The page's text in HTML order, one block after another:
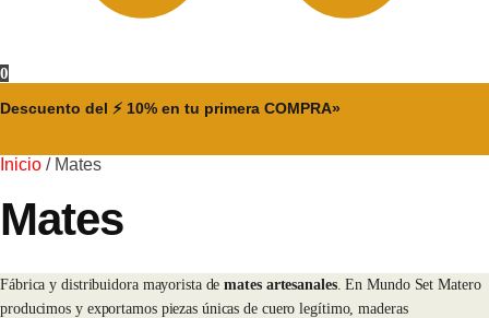
0
Descuento del ⚡ 10% en tu primera COMPRA»
Inicio / Mates
Mates
Fábrica y distribuidora mayorista demates artesanales. En Mundo Set Matero
producimos y exportamos piezas únicas de cuero legítimo, maderas